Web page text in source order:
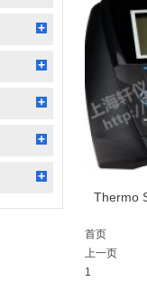
首页
上一页
1